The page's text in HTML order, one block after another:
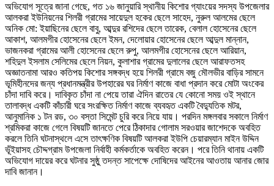
অভিযোগ সূত্রে জানা গেছে, গত ১৬ জানুয়ারি স্থানীয় কিশোর গ্যাংয়ের সদস্য উপজেলার
আলকরা ইউনিয়নের শিলরী গ্রামের সায়েদুল হকের ছেলে সাহেদ, নুরুল আলমের ছেলে
অনিক মো: ইয়াছিনের ছেলে বাবু, আব্দুর রশিদের ছেলে তারেক, বেলাল হোসেনের ছেলে
আকাশ, আলমগীর হোসেনের ছেলে ইমন, দেলোয়ার হোসেনের ছেলে আব্দুল মান্নান,
ভাজনকরা গ্রামের আলী হোসেনের ছেলে রুপু, আলমগীর হোসেনের ছেলে আরিয়ান,
শহিদুল ইসলাম সেলিমের ছেলে নিয়ন, কুলাশার গ্রামের দুলালের ছেলে আরাফতসহ
অজ্ঞাতনামা আরও কতিপয় কিশোর সঙ্গবদ্ধ হয়ে শিলরী গ্রামে বজু মৌলভীর বাড়ির সামনে
ভূমিহীনদের জন্য প্রধানমন্ত্রীর উপহারের ঘর নির্মাণ কাজে বাধা প্রদান করে মোটা অংকের
চাঁদা দাবি করে। দাবিকৃত চাঁদা না পেয়ে তারা ঐদিন রাতের যে কোনো সময় ওই স্থানে
তালাবদ্ধ একটি কাঁচারী ঘরে সংরক্ষিত নির্মাণ কাজে ব্যবহৃত একটি বৈদ্যুতিক মটর,
আনুমানিক ১ টন রড, ৩০ বস্তা সিমেন্ট চুরি করে নিয়ে যায়। পরদিন মঙ্গলবার সকালে নির্মাণ
শ্রমিকরা কাজে গেলে বিষয়টি জানতে পেরে ঠিকাদার গোলাম সরওয়ার জাশেদকে অবহিত
করলে তিনি ঘটনাস্থলে এসে তাৎক্ষণিক বিষয়টি আলকরা ইউপি চেয়ারম্যান মাইন উদ্দিন
ভূঁইয়াসহ চৌদ্দগ্রাম উপজেলা নির্বাহী কর্মকর্তাকে অবহিত করেন। পরে তিনি থানায় একটি
অভিযোগ দায়ের করে ঘটনার সুষ্ঠু তদন্ত সাপেক্ষে দোষিদের আইনের আওতায় আনার জোর
দাবি জানান।